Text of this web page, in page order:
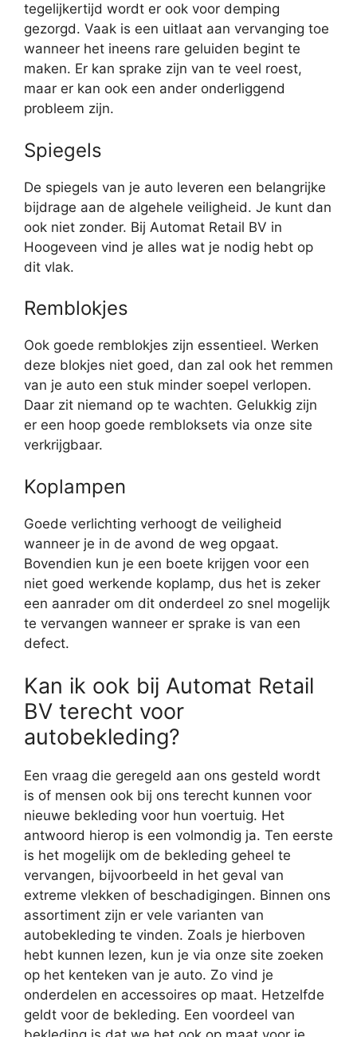
tegelijkertijd wordt er ook voor demping
gezorgd. Vaak is een uitlaat aan vervanging toe
wanneer het ineens rare geluiden begint te
maken. Er kan sprake zijn van te veel roest,
maar er kan ook een ander onderliggend
probleem zijn.
Spiegels
De spiegels van je auto leveren een belangrijke
bijdrage aan de algehele veiligheid. Je kunt dan
ook niet zonder. Bij Automat Retail BV in
Hoogeveen vind je alles wat je nodig hebt op
dit vlak.
Remblokjes
Ook goede remblokjes zijn essentieel. Werken
deze blokjes niet goed, dan zal ook het remmen
van je auto een stuk minder soepel verlopen.
Daar zit niemand op te wachten. Gelukkig zijn
er een hoop goede rembloksets via onze site
verkrijgbaar.
Koplampen
Goede verlichting verhoogt de veiligheid
wanneer je in de avond de weg opgaat.
Bovendien kun je een boete krijgen voor een
niet goed werkende koplamp, dus het is zeker
een aanrader om dit onderdeel zo snel mogelijk
te vervangen wanneer er sprake is van een
defect.
Kan ik ook bij Automat Retail
BV terecht voor
autobekleding?
Een vraag die geregeld aan ons gesteld wordt
is of mensen ook bij ons terecht kunnen voor
nieuwe bekleding voor hun voertuig. Het
antwoord hierop is een volmondig ja. Ten eerste
is het mogelijk om de bekleding geheel te
vervangen, bijvoorbeeld in het geval van
extreme vlekken of beschadigingen. Binnen ons
assortiment zijn er vele varianten van
autobekleding te vinden. Zoals je hierboven
hebt kunnen lezen, kun je via onze site zoeken
op het kenteken van je auto. Zo vind je
onderdelen en accessoires op maat. Hetzelfde
geldt voor de bekleding. Een voordeel van